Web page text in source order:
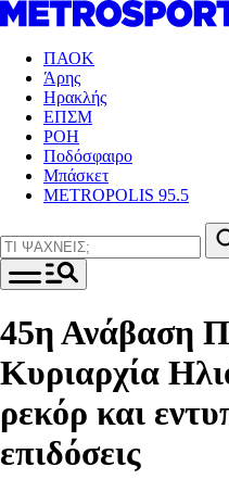
ΠΑΟΚ
Άρης
Ηρακλής
ΕΠΣΜ
ΡΟΗ
Ποδόσφαιρο
Μπάσκετ
METROPOLIS 95.5
45η Ανάβαση
Κυριαρχία
ρεκόρ και
επιδόσεις